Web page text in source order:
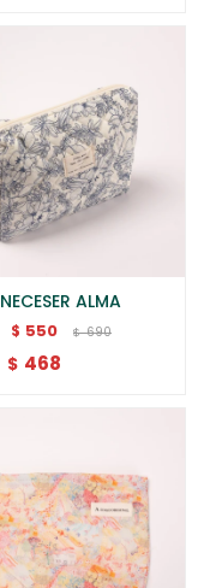
NECESER ALMA
$ 550 $ 690
$ 468